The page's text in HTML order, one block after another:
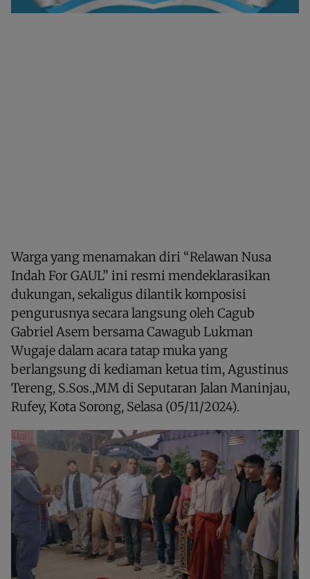
Warga yang menamakan diri “Relawan Nusa
Indah For GAUL” ini resmi mendeklarasikan
dukungan, sekaligus dilantik komposisi
pengurusnya secara langsung oleh Cagub
Gabriel Asem bersama Cawagub Lukman
Wugaje dalam acara tatap muka yang
berlangsung di kediaman ketua tim, Agustinus
Tereng, S.Sos.,MM di Seputaran Jalan Maninjau,
Rufey, Kota Sorong, Selasa (05/11/2024).